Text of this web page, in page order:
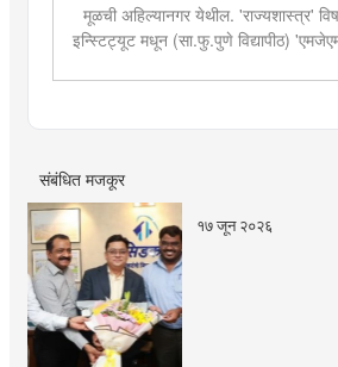
मूळची अहिल्यानगर येथील. 'राज्यशास्त्र'
इन्स्टिट्यूट मधून (सा.फु.पुणे विद्यापीठ)
पदावर रुजू. सद्यस्थितीत 'इन्फ्रास्ट्रक्चर
संबंधित मजकूर
१७ जून २०२६